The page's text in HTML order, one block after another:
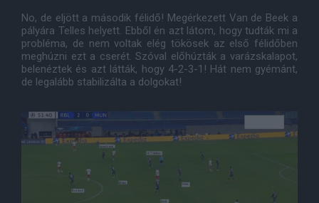
No, de eljött a második félidő! Megérkezett Van de Beek a
pályára Telles helyett. Ebből én azt látom, hogy tudták mi a
probléma, de nem voltak elég tökösek az első félidőben
meghúzni ezt a cserét. Szóval előhúzták a varázskalapot,
belenéztek és azt látták, hogy 4-2-3-1! Hát nem gyémánt,
de legalább stabilizálta a dolgokat!